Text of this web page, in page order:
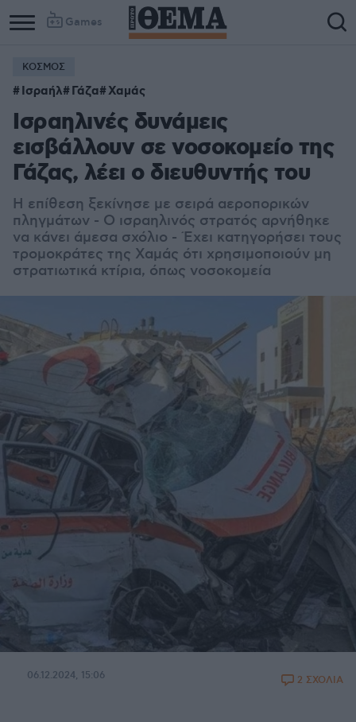
Games
ΚΟΣΜΟΣ
Ισραήλ Γάζα Χαμάς
Ισραηλινές δυνάμεις
εισβάλλουν σε νοσοκομείο της
Γάζας, λέει ο διευθυντής του
Η επίθεση ξεκίνησε με σειρά αεροπορικών
πληγμάτων - Ο ισραηλινός στρατός αρνήθηκε
να κάνει άμεσα σχόλιο - Έχει κατηγορήσει τους
τρομοκράτες της Χαμάς ότι χρησιμοποιούν μη
στρατιωτικά κτίρια, όπως νοσοκομεία
06.12.2024, 15:06 2 ΣΧΟΛΙΑ